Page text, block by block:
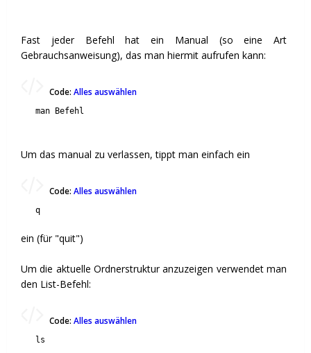
Fast jeder Befehl hat ein Manual (so eine Art
Gebrauchsanweisung), das man hiermit aufrufen kann:
Code: Alles auswählen
man Befehl
Um das manual zu verlassen, tippt man einfach ein
Code: Alles auswählen
q
ein (für "quit")
Um die aktuelle Ordnerstruktur anzuzeigen verwendet man
den List-Befehl:
Code: Alles auswählen
ls